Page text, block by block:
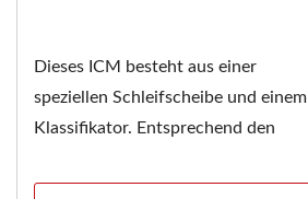
Dieses ICM besteht aus einer
speziellen Schleifscheibe und einem
Klassifikator. Entsprechend den
Sie die beste Lösung,...